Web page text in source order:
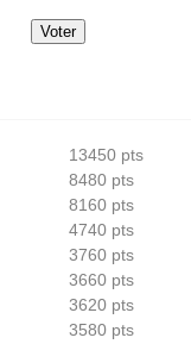
08/08
prestigieux
13450 pts
8480 pts
8160 pts
4740 pts
3760 pts
3660 pts
3620 pts
3580 pts